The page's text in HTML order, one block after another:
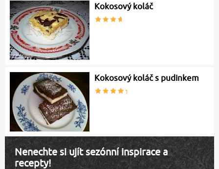
Kokosový koláč
Kokosový koláč s pudinkem
Nenechte si ujít sezónní inspirace a
recepty!